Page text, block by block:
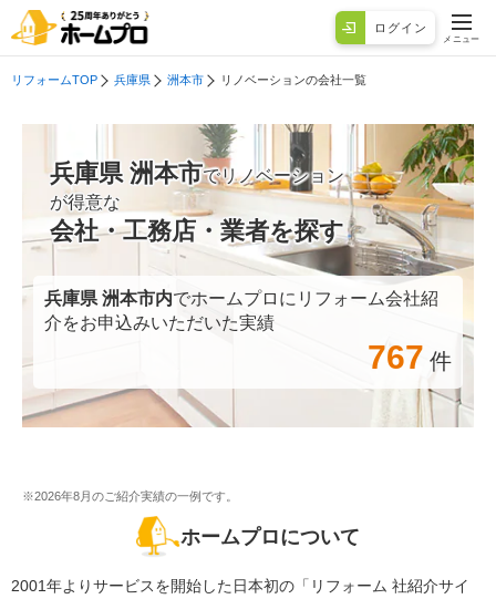
ログイン
メニュー
リフォームTOP 兵庫県 洲本市 リノベーションの会社一覧
兵庫県 洲本市でリノベーション
が得意な
会社・工務店・業者を探す
兵庫県 洲本市内でホームプロにリフォーム会社紹
介をお申込みいただいた実績
767 件
※2026年8月のご紹介実績の一例です。
ホームプロについて
2001年よりサービスを開始した日本初の「リフォーム 社紹介サイ